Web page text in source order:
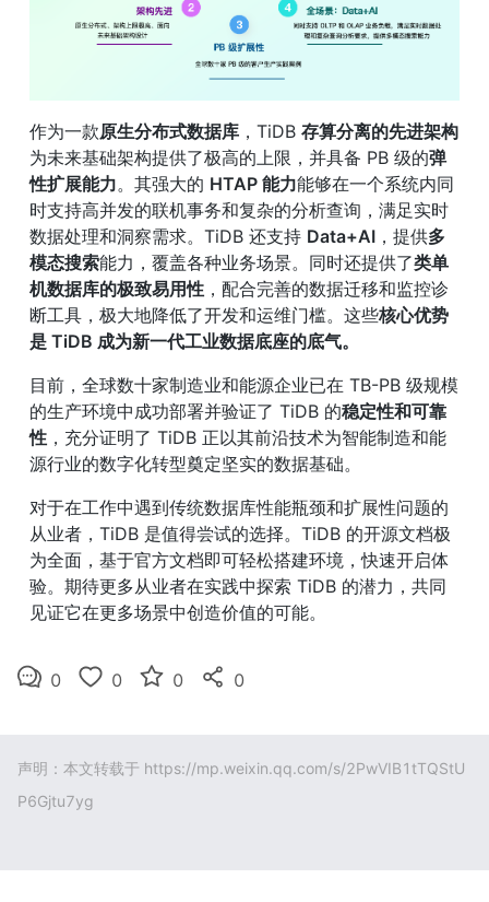
作为一款原生分布式数据库 ，TiDB 存算分离的先进架构
为未来基础架构提供了极高的上限，并具备 PB 级的弹
性扩展能力。其强大的 HTAP 能力能够在一个系统内同
时支持高并发的联机事务和复杂的分析查询，满足实时
数据处理和洞察需求。TiDB 还支持 Data+AI ，提供多
模态搜索能力，覆盖各种业务场景。同时还提供了类单
机数据库的极致易用性 ，配合完善的数据迁移和监控诊
断工具，极大地降低了开发和运维门槛。这些核心优势
是 TiDB 成为新一代工业数据底座的底气。
目前，全球数十家制造业和能源企业已在 TB-PB 级规模
的生产环境中成功部署并验证了 TiDB 的稳定性和可靠
性 ，充分证明了 TiDB 正以其前沿技术为智能制造和能
源行业的数字化转型奠定坚实的数据基础。
对于在工作中遇到传统数据库性能瓶颈和扩展性问题的
从业者，TiDB 是值得尝试的选择。TiDB 的开源文档极
为全面，基于官方文档即可轻松搭建环境，快速开启体
验。期待更多从业者在实践中探索 TiDB 的潜力，共同
见证它在更多场景中创造价值的可能。
0 0 0 0
声明：本文转载于 https://mp.weixin.qq.com/s/2PwVIB1tTQStU
P6Gjtu7yg